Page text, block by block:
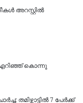
അറസ്റ്റില്‍
എറിഞ്ഞ് കൊന്നു
7 പേർക്ക്